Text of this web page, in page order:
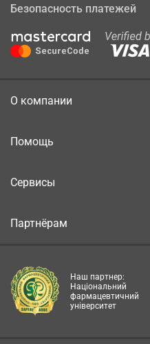
Безопасность платежей
О компании
Помощь
Сервисы
Партнёрам
Наш партнер:
Національний
фармацевтичний
університет